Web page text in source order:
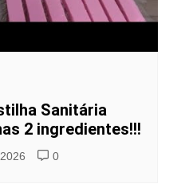
Sanitária
2 ingredientes!!!
0